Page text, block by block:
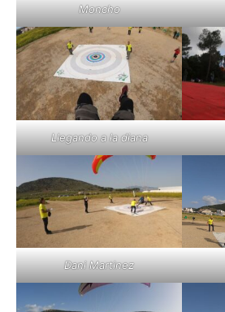
Moncho
Llegando a la diana
Dani Martinez